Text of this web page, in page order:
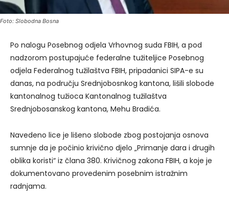
Foto: Slobodna Bosna
Po nalogu Posebnog odjela Vrhovnog suda FBIH, a pod
nadzorom postupajuće federalne tužiteljice Posebnog
odjela Federalnog tužilaštva FBIH, pripadanici SIPA-e su
danas, na području Srednjobosnkog kantona, lišili slobode
kantonalnog tužioca Kantonalnog tužilaštva
Srednjobosanskog kantona, Mehu Bradića.
Navedeno lice je lišeno slobode zbog postojanja osnova
sumnje da je počinio krivično djelo „Primanje dara i drugih
oblika koristi“ iz člana 380. Krivičnog zakona FBIH, a koje je
dokumentovano provedenim posebnim istražnim
radnjama.